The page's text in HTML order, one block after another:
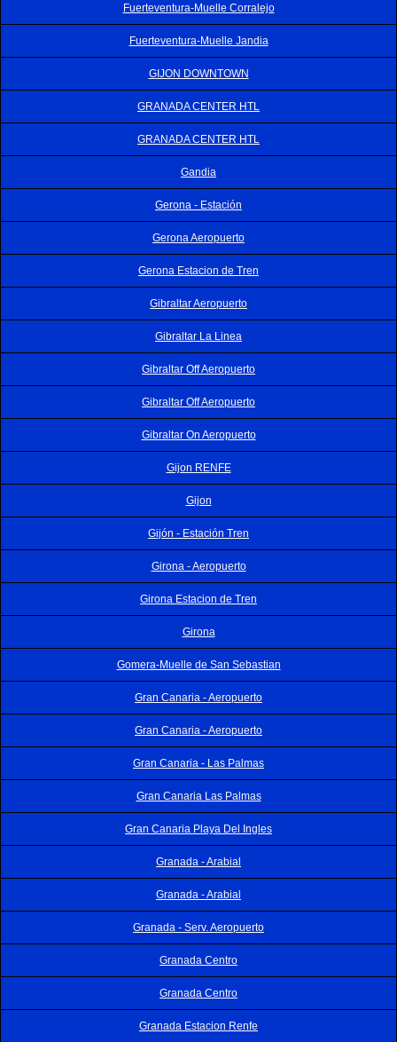
Fuerteventura-Muelle Corralejo
Fuerteventura-Muelle Jandia
GIJON DOWNTOWN
GRANADA CENTER HTL
GRANADA CENTER HTL
Gandia
Gerona - Estación
Gerona Aeropuerto
Gerona Estacion de Tren
Gibraltar Aeropuerto
Gibraltar La Linea
Gibraltar Off Aeropuerto
Gibraltar Off Aeropuerto
Gibraltar On Aeropuerto
Gijon RENFE
Gijon
Gijón - Estación Tren
Girona - Aeropuerto
Girona Estacion de Tren
Girona
Gomera-Muelle de San Sebastian
Gran Canaria - Aeropuerto
Gran Canaria - Aeropuerto
Gran Canaria - Las Palmas
Gran Canaria Las Palmas
Gran Canaria Playa Del Ingles
Granada - Arabial
Granada - Arabial
Granada - Serv. Aeropuerto
Granada Centro
Granada Centro
Granada Estacion Renfe